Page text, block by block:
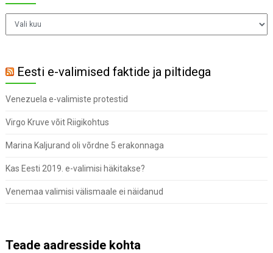
Arhiiv
Eesti e-valimised faktide ja piltidega
Venezuela e-valimiste protestid
Virgo Kruve võit Riigikohtus
Marina Kaljurand oli võrdne 5 erakonnaga
Kas Eesti 2019. e-valimisi häkitakse?
Venemaa valimisi välismaale ei näidanud
Teade aadresside kohta